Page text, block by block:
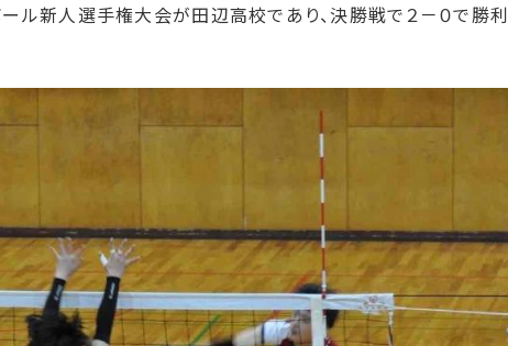
ル新人選手権大会が田辺高校であり、決勝戦で２－０で勝利